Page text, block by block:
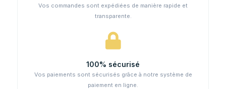
Vos commandes sont expédiées de manière rapide et
transparente.
100% sécurisé
Vos paiements sont sécurisés grâce à notre système de
paiement en ligne.